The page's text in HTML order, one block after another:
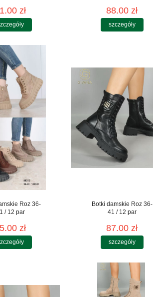
zł 88.00 zł
szczegóły
Roz 36-
/ 12 par
zł
Botki damskie Roz 36-
41 / 12 par
87.00 zł
szczegóły